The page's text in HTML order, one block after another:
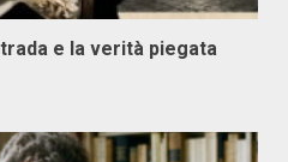
e la verità piegata